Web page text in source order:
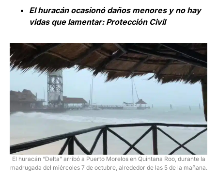
El huracán ocasionó daños menores y no hay
vidas que lamentar: Protección Civil
El huracán “Delta” arribó a Puerto Morelos en Quintana Roo, durante la
madrugada del miércoles 7 de octubre, alrededor de las 5 de la mañana.